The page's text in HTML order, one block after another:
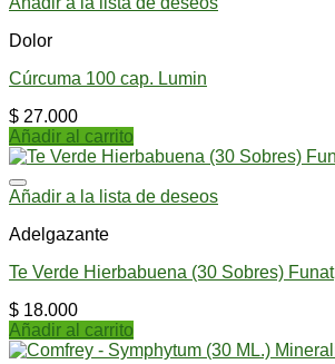
Dolor
Cúrcuma 100 cap. Lumin
$ 27.000
Añadir al carrito
Añadir a la lista de deseos
Adelgazante
Te Verde Hierbabuena (30 Sobres) Funat
$ 18.000
Añadir al carrito